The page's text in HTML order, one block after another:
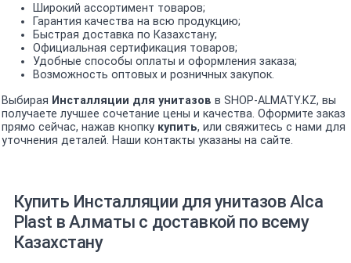
Широкий ассортимент товаров;
Гарантия качества на всю продукцию;
Быстрая доставка по Казахстану;
Официальная сертификация товаров;
Удобные способы оплаты и оформления заказа;
Возможность оптовых и розничных закупок.
Выбирая Инсталляции для унитазов в SHOP-ALMATY.KZ, вы
получаете лучшее сочетание цены и качества. Оформите заказ
прямо сейчас, нажав кнопку купить, или свяжитесь с нами для
уточнения деталей. Наши контакты указаны на сайте.
Купить Инсталляции для унитазов Alca
Plast в Алматы с доставкой по всему
Казахстану